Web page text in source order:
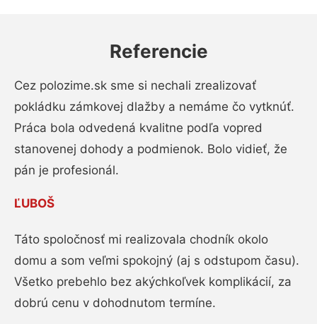
Referencie
Cez polozime.sk sme si nechali zrealizovať
pokládku zámkovej dlažby a nemáme čo vytknúť.
Práca bola odvedená kvalitne podľa vopred
stanovenej dohody a podmienok. Bolo vidieť, že
pán je profesionál.
ĽUBOŠ
Táto spoločnosť mi realizovala chodník okolo
domu a som veľmi spokojný (aj s odstupom času).
Všetko prebehlo bez akýchkoľvek komplikácií, za
dobrú cenu v dohodnutom termíne.